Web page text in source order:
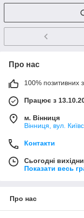
Про нас
100% позитивних з
Працює з
м. Вінниця
Вінниця, вул.
Контакти
Сьогодні
Показати весь
Про нас